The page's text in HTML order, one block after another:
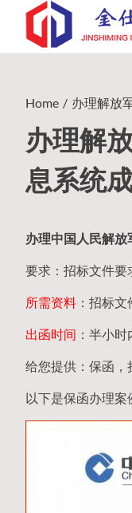
content
Home 办理解放
办理解
息系统
办理中国人民解放
要求：招标文件要
所需资料 ：招标
出函时间 ：半小
给您提供：保函，
以下是保函办理案